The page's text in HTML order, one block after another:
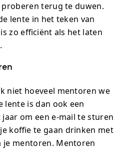
terug te duwen.
lente in het teken van
zo efficiënt als het laten
niet hoeveel mentoren we
lente is dan ook een
om een e-mail te sturen
koffie te gaan drinken met
je mentoren. Mentoren